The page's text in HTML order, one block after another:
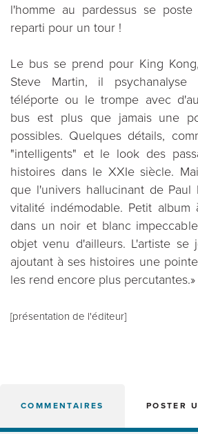
l'homme au pardessus se
reparti pour un tour !
Le bus se prend pour King
Steve Martin, il psychanalyse
téléporte ou le trompe avec
bus est plus que jamais une
possibles. Quelques détails,
"intelligents" et le look des
histoires dans le XXIe siècle.
que l'univers hallucinant de
vitalité indémodable. Petit album
dans un noir et blanc
objet venu d'ailleurs. L'artiste se
ajoutant à ses histoires une
les rend encore plus percutantes.»
[présentation de l'éditeur]
COMMENTAIRES POSTER